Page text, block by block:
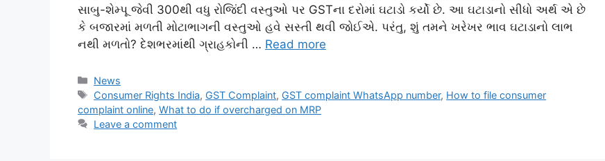
સાબુ-શેમ્પૂ જેવી 300થી વધુ રોજિંદી વસ્તુઓ પર GSTના દરોમાં ઘટાડો કર્યો છે. આ ઘટાડાનો સીધો અર્થ એ છે
કે બજારમાં મળતી મોટાભાગની વસ્તુઓ હવે સસ્તી થવી જોઈએ. પરંતુ, શું તમને ખરેખર ભાવ ઘટાડાનો લાભ
નથી મળતો? દેશભરમાંથી ગ્રાહકોની … Read more
Categories
News
Tags
Consumer Rights India, GST Complaint, GST complaint WhatsApp number, How to file consumer
complaint online, What to do if overcharged on MRP
Leave a comment